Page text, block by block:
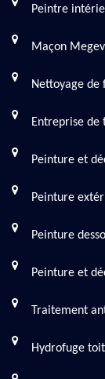
Peintre
Maçon
Nettoyage de
Entreprise
Peinture et
Peinture
Peinture
Peinture et
Traitement
Hydrofuge